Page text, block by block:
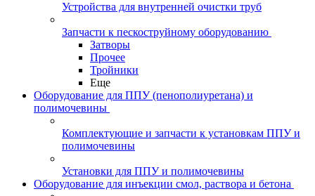
Устройства для внутренней очистки труб
Запчасти к пескоструйному оборудованию
Затворы
Прочее
Тройники
Еще
Оборудование для ППУ (пенополиуретана) и
полимочевины
Комплектующие и запчасти к установкам ППУ и
полимочевины
Установки для ППУ и полимочевины
Оборудование для инъекции смол, раствора и бетона